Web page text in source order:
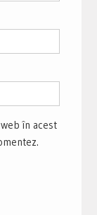
în acest